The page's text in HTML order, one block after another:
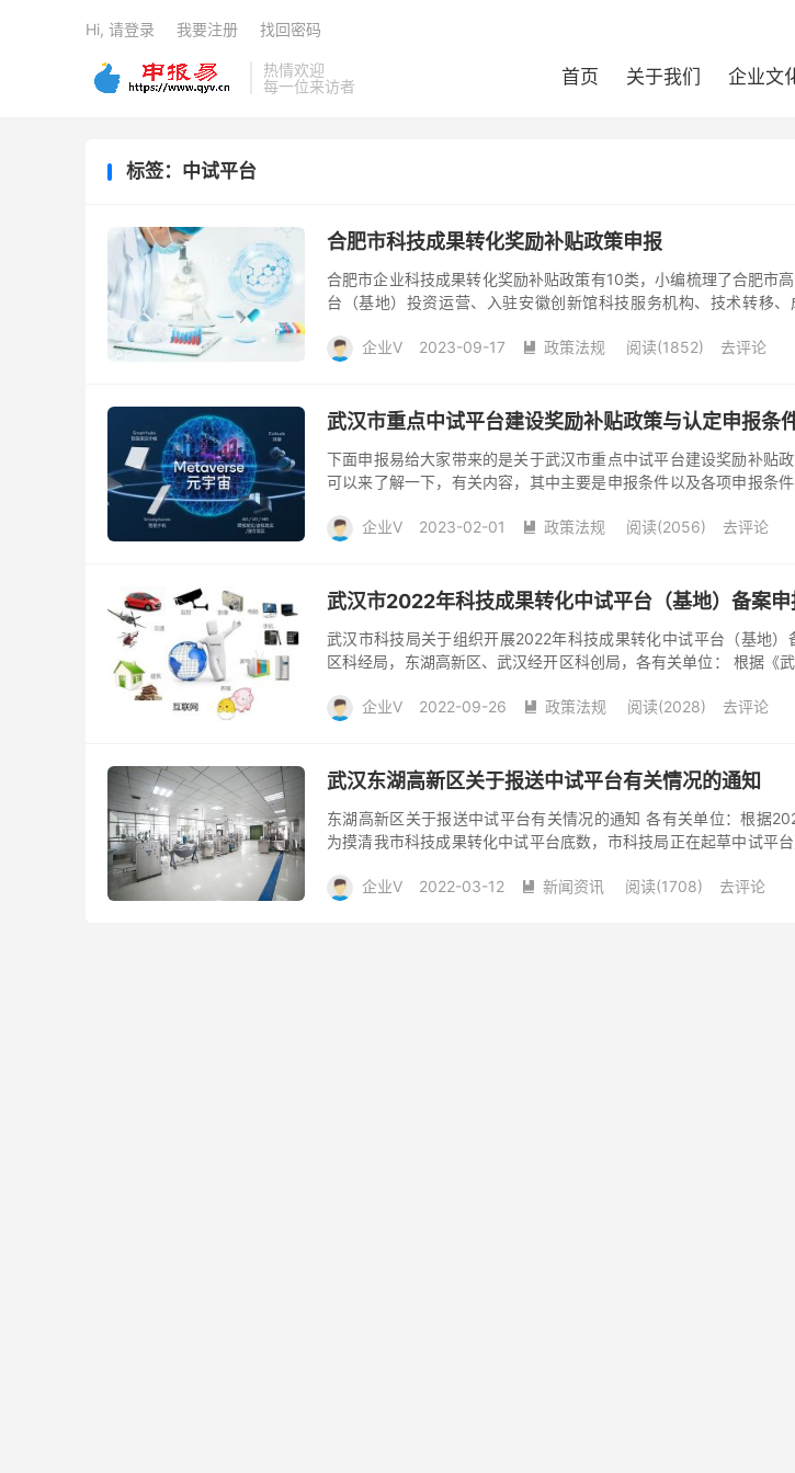
热情欢迎
每一位来访者
首页 关于我们 企业文
Hi, 请登录 我要注册 找回密码
标签：中试平台
合肥市科技成果转化奖励补贴政策申报
合肥市企业科技成果转化奖励补贴政策有10类，小编梳理了合肥市
台（基地）投资运营、入驻安徽创新馆科技服务机构、技术转移、
众...
企业V 2023-09-17  政策法规 阅读(1852) 去评论
武汉市重点中试平台建设奖励补贴政策与认定申报条
下面申报易给大家带来的是关于武汉市重点中试平台建设奖励补贴
可以来了解一下，有关内容，其中主要是申报条件以及各项申报条
企业V 2023-02-01  政策法规 阅读(2056) 去评论
武汉市2022年科技成果转化中试平台（基地）备案申
武汉市科技局关于组织开展2022年科技成果转化中试平台（基地）
区科经局，东湖高新区、武汉经开区科创局，各有关单位： 根据《
企业V 2022-09-26  政策法规 阅读(2028) 去评论
武汉东湖高新区关于报送中试平台有关情况的通知
东湖高新区关于报送中试平台有关情况的通知 各有关单位：根据
为摸清我市科技成果转化中试平台底数，市科技局正在起草中试平
企业V 2022-03-12  新闻资讯 阅读(1708) 去评论